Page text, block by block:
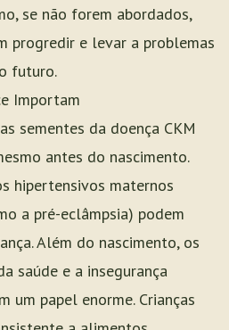
se não forem abordados,
progredir e levar a problemas
futuro.
Importam
sementes da doença CKM
antes do nascimento.
hipertensivos maternos
a pré-eclâmpsia) podem
Além do nascimento, os
saúde e a insegurança
um papel enorme. Crianças